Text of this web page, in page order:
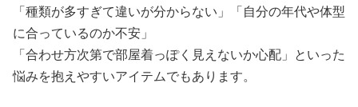
「種類が多すぎて違いが分からない」「自分の年代や体型
に合っているのか不安」
「合わせ方次第で部屋着っぽく見えないか心配」といった
悩みを抱えやすいアイテムでもあります。